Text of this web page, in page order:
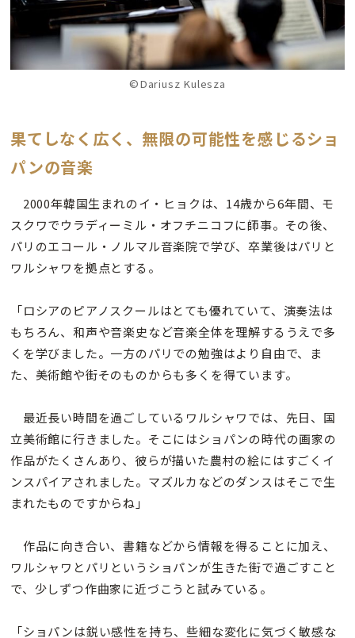
©Dariusz Kulesza
果てしなく広く、無限の可能性を感じるショ
パンの音楽
2000年韓国生まれのイ・ヒョクは、14歳から6年間、モ
スクワでウラディーミル・オフチニコフに師事。その後、
パリのエコール・ノルマル音楽院で学び、卒業後はパリと
ワルシャワを拠点とする。
「ロシアのピアノスクールはとても優れていて、演奏法は
もちろん、和声や音楽史など音楽全体を理解するうえで多
くを学びました。一方のパリでの勉強はより自由で、ま
た、美術館や街そのものからも多くを得ています。
最近長い時間を過ごしているワルシャワでは、先日、国
立美術館に行きました。そこにはショパンの時代の画家の
作品がたくさんあり、彼らが描いた農村の絵にはすごくイ
ンスパイアされました。マズルカなどのダンスはそこで生
まれたものですからね」
作品に向き合い、書籍などから情報を得ることに加え、
ワルシャワとパリというショパンが生きた街で過ごすこと
で、少しずつ作曲家に近づこうと試みている。
「ショパンは鋭い感性を持ち、些細な変化に気づく敏感な